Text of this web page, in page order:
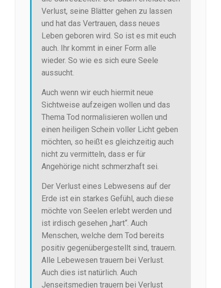
Verlust, seine Blätter gehen zu lassen
und hat das Vertrauen, dass neues
Leben geboren wird. So ist es mit euch
auch. Ihr kommt in einer Form alle
wieder. So wie es sich eure Seele
aussucht.
Auch wenn wir euch hiermit neue
Sichtweise aufzeigen wollen und das
Thema Tod normalisieren wollen und
einen heiligen Schein voller Licht geben
möchten, so heißt es gleichzeitig auch
nicht zu vermitteln, dass er für
Angehörige nicht schmerzhaft sei.
Der Verlust eines Lebwesens auf der
Erde ist ein starkes Gefühl, auch diese
möchte von Seelen erlebt werden und
ist irdisch gesehen „hart“. Auch
Menschen, welche dem Tod bereits
positiv gegenübergestellt sind, trauern.
Alle Lebewesen trauern bei Verlust.
Auch dies ist natürlich. Auch
Jenseitsmedien trauern bei Verlust